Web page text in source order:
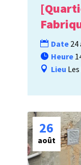
Date 24
Heure
Lieu
26
août